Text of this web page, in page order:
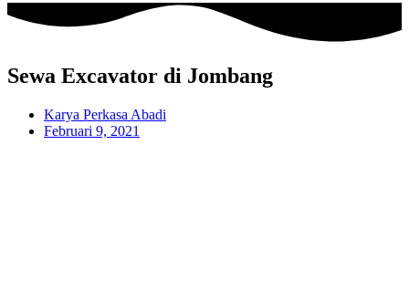
Sewa Excavator di Jombang
Karya Perkasa Abadi
Februari 9, 2021